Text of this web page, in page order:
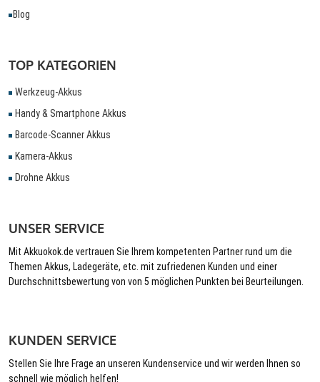
Blog
TOP KATEGORIEN
Werkzeug-Akkus
Handy & Smartphone Akkus
Barcode-Scanner Akkus
Kamera-Akkus
Drohne Akkus
UNSER SERVICE
Mit Akkuokok.de vertrauen Sie Ihrem kompetenten Partner rund um die
Themen Akkus, Ladegeräte, etc. mit zufriedenen Kunden und einer
Durchschnittsbewertung von von 5 möglichen Punkten bei Beurteilungen.
KUNDEN SERVICE
Stellen Sie Ihre Frage an unseren Kundenservice und wir werden Ihnen so
schnell wie möglich helfen!